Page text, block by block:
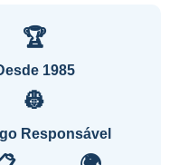
🏆
1985
👷
Responsável